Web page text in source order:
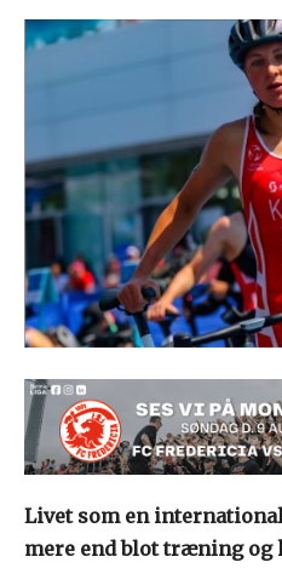
Livet som en
mere end blot træning og